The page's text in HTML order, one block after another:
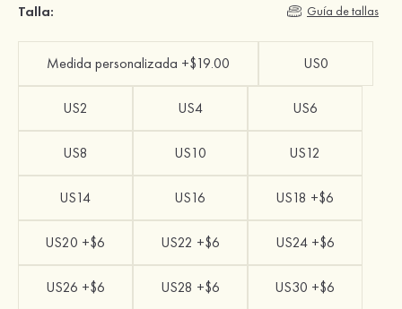
Talla: Guía de tallas
Medida personalizada +$19.00 US0
US2 US4 US6
US8 US10 US12
US14 US16 US18 +$6
US20 +$6 US22 +$6 US24 +$6
US26 +$6 US28 +$6 US30 +$6